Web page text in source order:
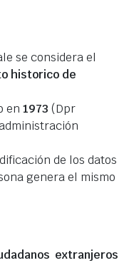
se considera el
historico de
en 1973 (Dpr
de los datos
genera el mismo
extranjeros